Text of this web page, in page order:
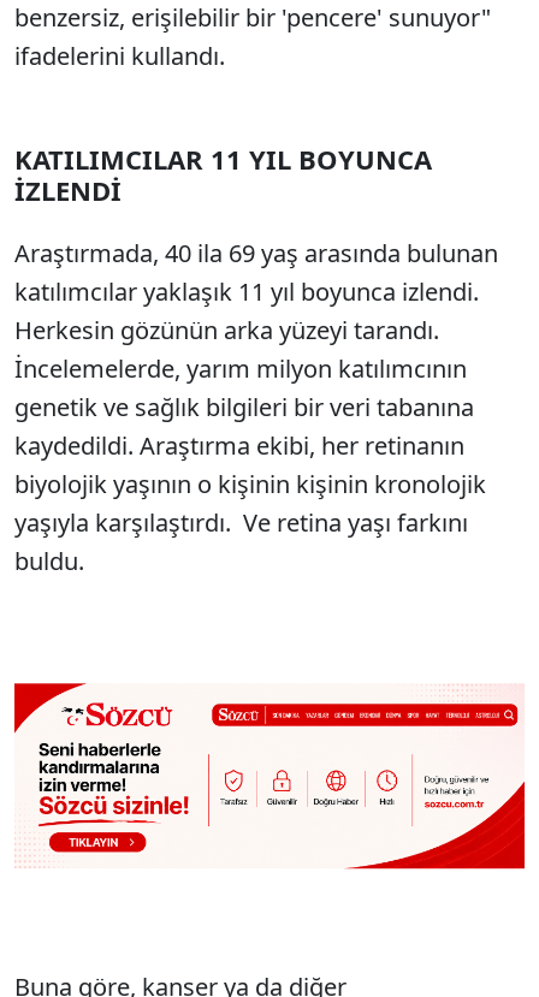
benzersiz, erişilebilir bir 'pencere' sunuyor"
ifadelerini kullandı.
KATILIMCILAR 11 YIL BOYUNCA
İZLENDİ
Araştırmada, 40 ila 69 yaş arasında bulunan
katılımcılar yaklaşık 11 yıl boyunca izlendi.
Herkesin gözünün arka yüzeyi tarandı.
İncelemelerde, yarım milyon katılımcının
genetik ve sağlık bilgileri bir veri tabanına
kaydedildi. Araştırma ekibi, her retinanın
biyolojik yaşının o kişinin kişinin kronolojik
yaşıyla karşılaştırdı. Ve retina yaşı farkını
buldu.
Buna göre, kanser ya da diğer